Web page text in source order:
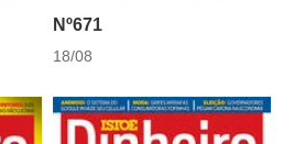
Nº671
18/08